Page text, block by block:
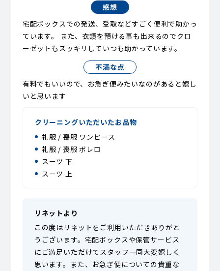
感想
宅配ボックスでの発送、受取などすごく便利で助かっ
ています。 また、衣類を預ける事も出来るのでクロ
ーゼットもスッキリしていつも助かっています。
不満な点
有料でもいいので、お急ぎ便みたいなのがあると嬉し
いと思います
クリーニングいただいたお品物
礼服 / 喪服 ワンピース
礼服 / 喪服 ボレロ
スーツ 下
スーツ 上
リネットより
この度はリネットをご利用いただきありがと
うございます。宅配ボックスや保管サービス
にご満足いただけてスタッフ一同大変嬉しく
思います。また、お急ぎ便についての貴重な